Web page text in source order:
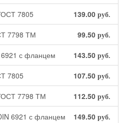
7805 139.00 руб.
7798 ТМ 99.50 руб.
6921 с фланцем 143.50 руб.
7805 107.50 руб.
7798 ТМ 112.50 руб.
6921 с фланцем 149.50 руб.